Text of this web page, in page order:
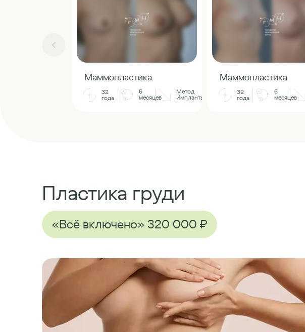
Маммопластика
32
года
6
месяцев
Метод
Импланты
Маммопластика
32
года
6
месяцев
Пластика груди
«Всё включено» 320 000 ₽